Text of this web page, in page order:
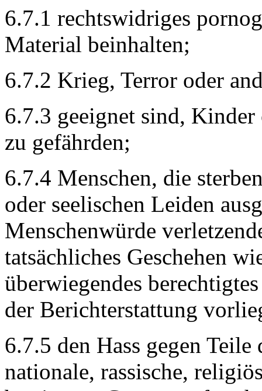
6.7.1 rechtswidriges
Material beinhalten;
6.7.2 Krieg, Terror oder
6.7.3 geeignet sind,
zu gefährden;
6.7.4 Menschen, die
oder seelischen Leiden
Menschenwürde
tatsächliches Geschehen
überwiegendes
der Berichterstattung
6.7.5 den Hass gegen
nationale, rassische,